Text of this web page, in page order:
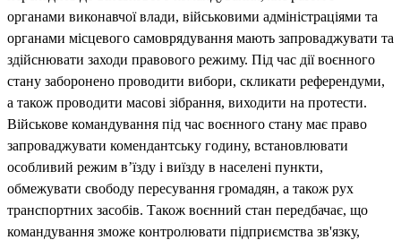
органами виконавчої влади, військовими адміністраціями та
органами місцевого самоврядування мають запроваджувати та
здійснювати заходи правового режиму. Під час дії воєнного
стану заборонено проводити вибори, скликати референдуми,
а також проводити масові зібрання, виходити на протести.
Військове командування під час воєнного стану має право
запроваджувати комендантську годину, встановлювати
особливий режим в’їзду і виїзду в населені пункти,
обмежувати свободу пересування громадян, а також рух
транспортних засобів. Також воєнний стан передбачає, що
командування зможе контролювати підприємства зв'язку,